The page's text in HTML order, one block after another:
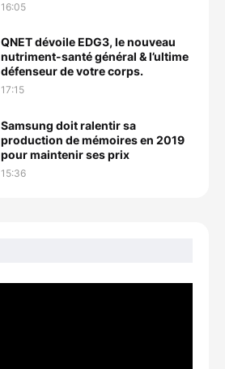
16:05
QNET dévoile EDG3, le nouveau
nutriment-santé général & l’ultime
défenseur de votre corps.
17:15
Samsung doit ralentir sa
production de mémoires en 2019
pour maintenir ses prix
15:36